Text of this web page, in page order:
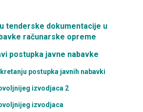
tenderske dokumentacije u
računarske opreme
postupka javne nabavke
postupka javnih nabavki
izvodjaca 2
izvodjaca